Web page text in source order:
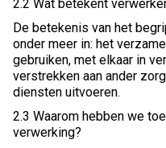
2.2 Wat betekent
De betekenis van het
onder meer in: het
gebruiken, met elkaar in
verstrekken aan ander
diensten uitvoeren.
2.3 Waarom hebben we
verwerking?